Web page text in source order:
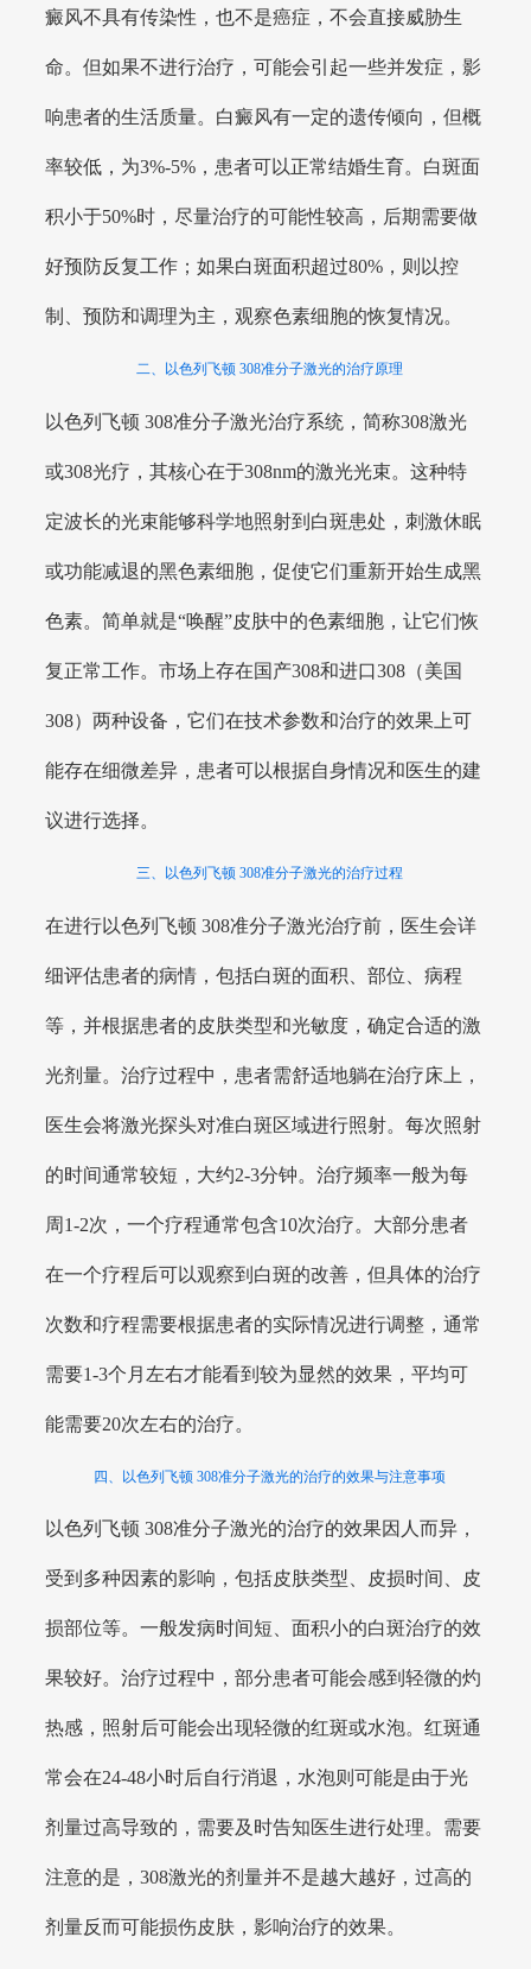
癜风不具有传染性，也不是癌症，不会直接威胁生
命。但如果不进行治疗，可能会引起一些并发症，影
响患者的生活质量。白癜风有一定的遗传倾向，但概
率较低，为3%-5%，患者可以正常结婚生育。白斑面
积小于50%时，尽量治疗的可能性较高，后期需要做
好预防反复工作；如果白斑面积超过80%，则以控
制、预防和调理为主，观察色素细胞的恢复情况。
二、以色列飞顿 308准分子激光的治疗原理
以色列飞顿 308准分子激光治疗系统，简称308激光
或308光疗，其核心在于308nm的激光光束。这种特
定波长的光束能够科学地照射到白斑患处，刺激休眠
或功能减退的黑色素细胞，促使它们重新开始生成黑
色素。简单就是“唤醒”皮肤中的色素细胞，让它们恢
复正常工作。市场上存在国产308和进口308（美国
308）两种设备，它们在技术参数和治疗的效果上可
能存在细微差异，患者可以根据自身情况和医生的建
议进行选择。
三、以色列飞顿 308准分子激光的治疗过程
在进行以色列飞顿 308准分子激光治疗前，医生会详
细评估患者的病情，包括白斑的面积、部位、病程
等，并根据患者的皮肤类型和光敏度，确定合适的激
光剂量。治疗过程中，患者需舒适地躺在治疗床上，
医生会将激光探头对准白斑区域进行照射。每次照射
的时间通常较短，大约2-3分钟。治疗频率一般为每
周1-2次，一个疗程通常包含10次治疗。大部分患者
在一个疗程后可以观察到白斑的改善，但具体的治疗
次数和疗程需要根据患者的实际情况进行调整，通常
需要1-3个月左右才能看到较为显然的效果，平均可
能需要20次左右的治疗。
四、以色列飞顿 308准分子激光的治疗的效果与注意事项
以色列飞顿 308准分子激光的治疗的效果因人而异，
受到多种因素的影响，包括皮肤类型、皮损时间、皮
损部位等。一般发病时间短、面积小的白斑治疗的效
果较好。治疗过程中，部分患者可能会感到轻微的灼
热感，照射后可能会出现轻微的红斑或水泡。红斑通
常会在24-48小时后自行消退，水泡则可能是由于光
剂量过高导致的，需要及时告知医生进行处理。需要
注意的是，308激光的剂量并不是越大越好，过高的
剂量反而可能损伤皮肤，影响治疗的效果。